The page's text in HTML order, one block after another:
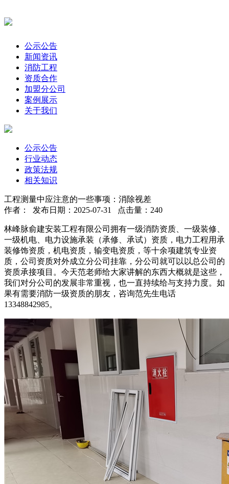
公示公告
新闻资讯
消防工程
资质合作
加盟分公司
案例展示
关于我们
公示公告
行业动态
政策法规
相关知识
工程测量中应注意的一些事项：消除视差
作者： 发布日期：2025-07-31 点击量：240
林峰脉俞建安装工程有限公司拥有一级消防资质、一级装修、
一级机电、电力设施承装（承修、承试）资质，电力工程用承
装修饰资质，机电资质，输变电资质，等十余项建筑专业资
质，公司资质对外成立分公司挂靠，分公司就可以以总公司的
资质承接项目。今天范老师给大家讲解的东西大概就是这些，
我们对分公司的发展非常重视，也一直持续给与支持力度。如
果有需要消防一级资质的朋友，咨询范先生电话
13348842985。